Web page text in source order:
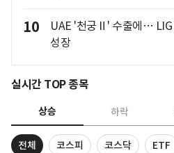
10
UAE '천궁Ⅱ' 수출에… LIG
성장
실시간 TOP 종목
상승 하락
전체 코스피 코스닥 ETF